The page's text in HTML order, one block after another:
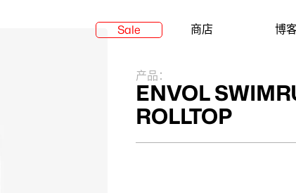
Sale 商店 博
产品：
ENVOL
ROLLTOP